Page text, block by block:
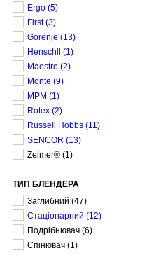
Ergo (5)
First (3)
Gorenje (13)
Henschll
(1)
Maestro (2)
Monte (9)
MPM (1)
Rotex (2)
Russell Hobbs (11)
SENCOR (13)
Zelmer® (1)
ТИП БЛЕНДЕРА
Заглибний (47)
Стаціонарний (12)
Подрібнювач (6)
Спінювач (1)